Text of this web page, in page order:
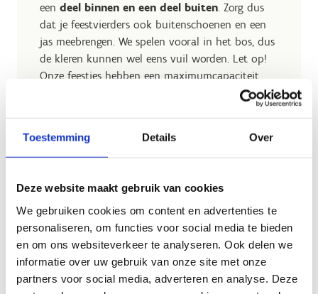
Toestemming Details Over
Deze website maakt gebruik van cookies
We gebruiken cookies om content en advertenties te
personaliseren, om functies voor social media te bieden
en om ons websiteverkeer te analyseren. Ook delen we
informatie over uw gebruik van onze site met onze
partners voor social media, adverteren en analyse. Deze
een deel binnen en een deel buiten. Zorg dus
dat je feestvierders ook buitenschoenen en een
jas meebrengen. We spelen vooral in het bos, dus
de kleren kunnen wel eens vuil worden. Let op!
Onze feestjes hebben een maximumcapaciteit
Ook leuk als
verjaardagsfeestje: